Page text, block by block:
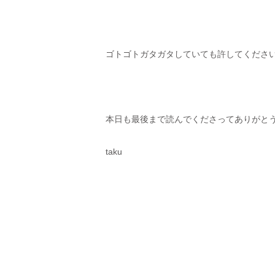
ゴトゴトガタガタしていても許してくだ
本日も最後まで読んでくださってありがと
taku